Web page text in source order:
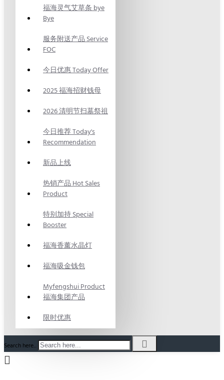
福海灵气艾草条 bye
Bye
服务附送产品 Service
FOC
今日优惠 Today Offer
2025 福海招财钱母
2026 清明节扫墓祭祖
今日推荐 Today's
Recommendation
新品上线
热销产品 Hot Sales
Product
特别加持 Special
Booster
福海香薰水晶灯
福海吸金钱包
Myfengshui Product
福海集团产品
限时优惠
Search here...